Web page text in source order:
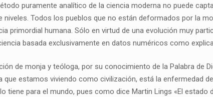
puramente analítico de la ciencia moderna no puede
Todos los pueblos que no están deformados por la
primordial humana. Sólo en virtud de una evolución muy
basada exclusivamente en datos numéricos como
de monja y teóloga, por su conocimiento de la Palabra de
estamos viviendo como civilización, está la enfermedad
tiene para el mundo, pues como dice Martin Lings «El